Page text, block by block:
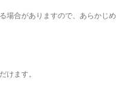
場合がありますので、あらかじめ
けます。